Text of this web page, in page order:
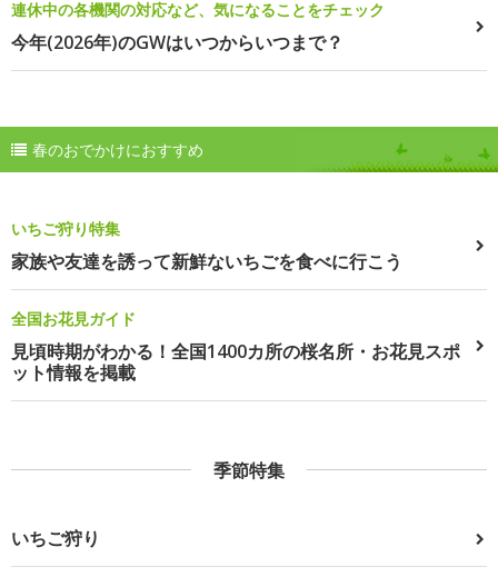
連休中の各機関の対応など、気になることをチェック
今年(2026年)のGWはいつからいつまで？
春のおでかけにおすすめ
いちご狩り特集
家族や友達を誘って新鮮ないちごを食べに行こう
全国お花見ガイド
見頃時期がわかる！全国1400カ所の桜名所・お花見スポ
ット情報を掲載
季節特集
いちご狩り